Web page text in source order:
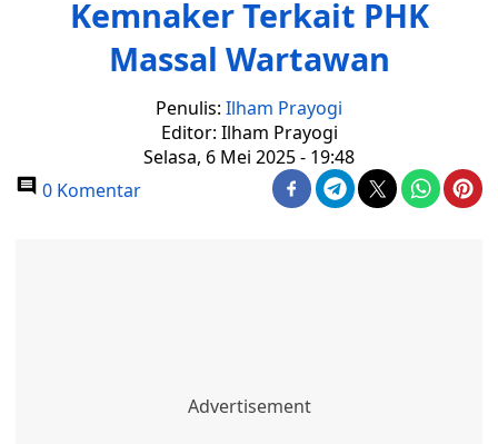
Kemnaker Terkait PHK
Massal Wartawan
Penulis: Ilham Prayogi
Editor: Ilham Prayogi
Selasa, 6 Mei 2025 - 19:48
0 Komentar